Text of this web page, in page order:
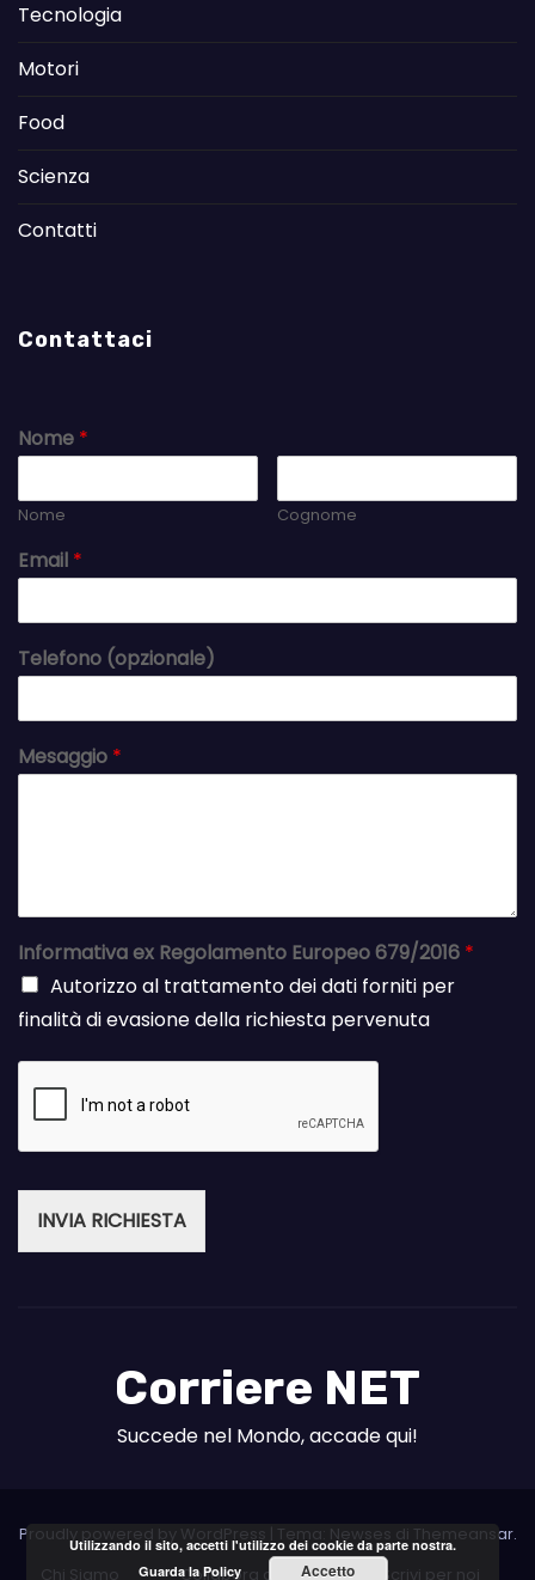
Tecnologia
Motori
Food
Scienza
Contatti
Contattaci
Nome *
Nome Cognome
Email *
Telefono (opzionale)
Mesaggio *
Informativa ex Regolamento Europeo 679/2016 *
Autorizzo al trattamento dei dati forniti per
finalità di evasione della richiesta pervenuta
INVIA RICHIESTA
Corriere NET
Succede nel Mondo, accade qui!
Proudly powered by WordPress | Tema: Newses di Themeansar.
Chi Siamo
Collabora con noi Scrivi per noi
Utilizzando il sito, accetti l'utilizzo dei cookie da parte nostra.
Guarda la Policy
Accetto